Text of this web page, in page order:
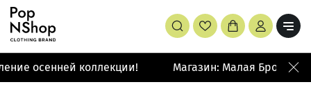
осенней коллекции! Магазин: Малая Бронная